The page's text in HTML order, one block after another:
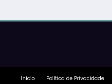
Início Política de Privacidade